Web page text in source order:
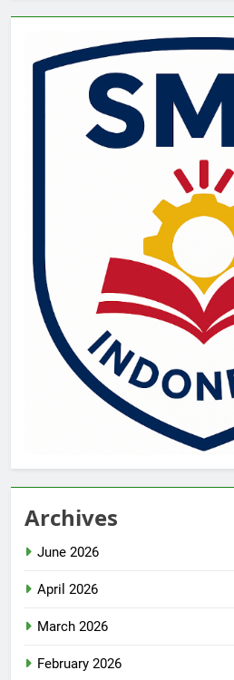
Archives
June 2026
April 2026
March 2026
February 2026